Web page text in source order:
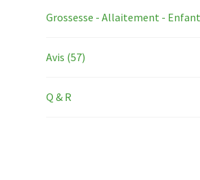
Grossesse - Allaitement -
Avis (57)
Q & R